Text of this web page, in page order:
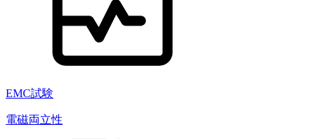
EMC試験
電磁両立性